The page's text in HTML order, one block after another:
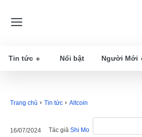
Tin tức Nổi bật Người Mới
Trang chủ Tin tức Altcoin
16/07/2024 Tác giả Shi Mo